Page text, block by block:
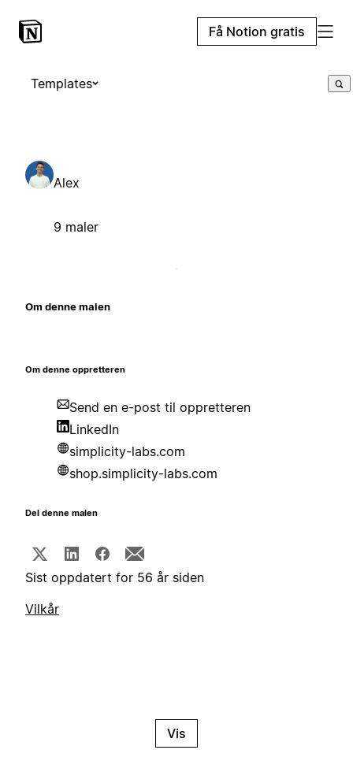
Få Notion gratis
Templates
Alex
9 maler
Om denne malen
Om denne oppretteren
Send en e-post til oppretteren
LinkedIn
simplicity-labs.com
shop.simplicity-labs.com
Del denne malen
Sist oppdatert for 56 år siden
Vilkår
Vis